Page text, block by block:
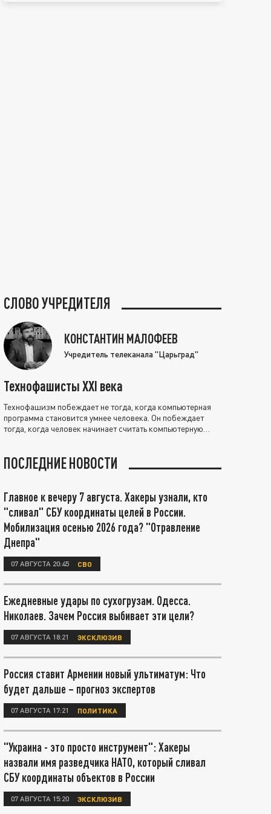
СЛОВО УЧРЕДИТЕЛЯ
КОНСТАНТИН МАЛОФЕЕВ
Учредитель телеканала "Царьград"
Технофашисты XXI века
Технофашизм побеждает не тогда, когда компьютерная
программа становится умнее человека. Он побеждает
тогда, когда человек начинает считать компьютерную
ПОСЛЕДНИЕ НОВОСТИ
Главное к вечеру 7 августа. Хакеры узнали, кто
"сливал" СБУ координаты целей в России.
Мобилизация осенью 2026 года? "Отравление
Днепра"
07 АВГУСТА 20:45 СВО
Ежедневные удары по сухогрузам. Одесса.
Николаев. Зачем Россия выбивает эти цели?
07 АВГУСТА 18:21 ЭКСКЛЮЗИВ
Россия ставит Армении новый ультиматум: Что
будет дальше – прогноз экспертов
07 АВГУСТА 17:21 ПОЛИТИКА
"Украина - это просто инструмент": Хакеры
назвали имя разведчика НАТО, который сливал
СБУ координаты объектов в России
07 АВГУСТА 15:20 ЭКСКЛЮЗИВ